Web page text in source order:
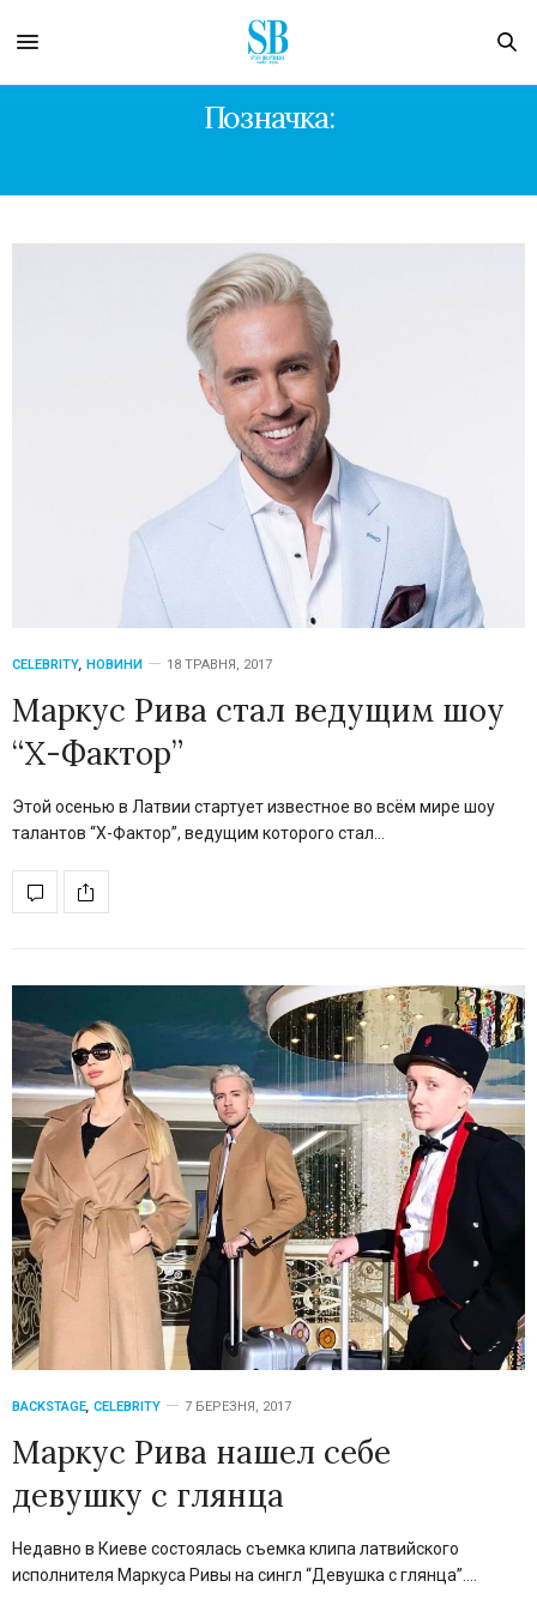
Позначка:
CELEBRITY, НОВИНИ 18 ТРАВНЯ, 2017
Маркус Рива стал ведущим шоу
“Х-Фактор”
Этой осенью в Латвии стартует известное во всём мире шоу
талантов “Х-Фактор”, ведущим которого стал…
BACKSTAGE, CELEBRITY 7 БЕРЕЗНЯ, 2017
Маркус Рива нашел себе
девушку с глянца
Недавно в Киеве состоялась съемка клипа латвийского
исполнителя Маркуса Ривы на сингл “Девушка с глянца”.…